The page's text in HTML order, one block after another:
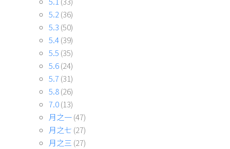
5.2 (36)
5.3 (50)
5.4(39)
5.5 (35)
5.6(24)
5.7 (31)
5.8(26)
7.0(13)
月之一(47)
月之七 (27)
月之三 (27)